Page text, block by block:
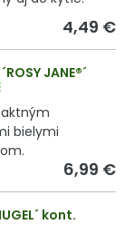
4,49 €
JANE®´
bielymi
6,99 €
kont.